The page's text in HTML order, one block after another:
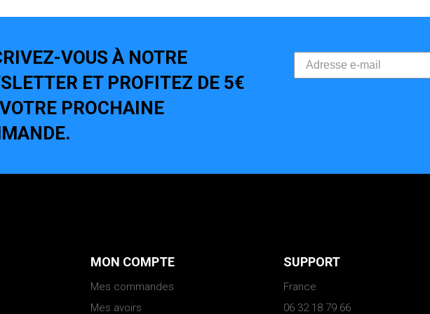
VOUS À NOTRE
ET PROFITEZ DE 5€
PROCHAINE
MON COMPTE
Mes commandes
Mes avoirs
SUPPORT
France
06 32 18 79 66